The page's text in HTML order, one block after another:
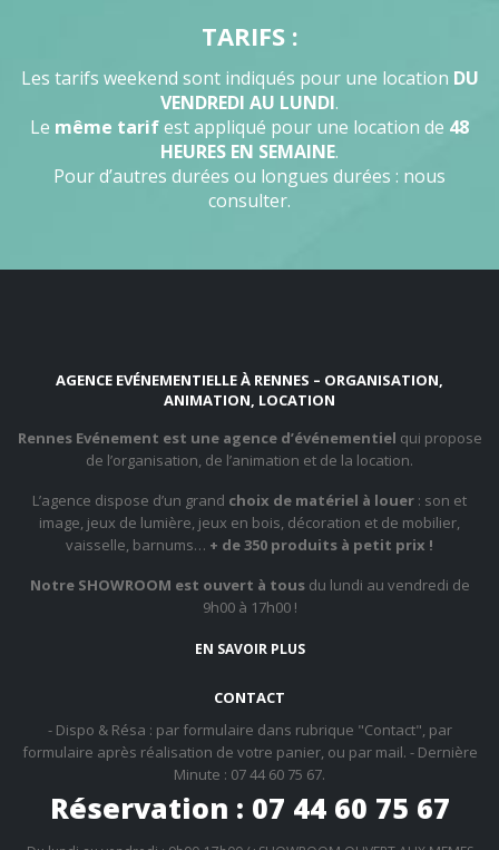
TARIFS :
Les tarifs weekend sont indiqués pour une location DU
VENDREDI AU LUNDI.
Le même tarifest appliqué pour une location de 48
HEURES EN SEMAINE.
Pour d’autres durées ou longues durées : nous
consulter.
AGENCE EVÉNEMENTIELLE À RENNES – ORGANISATION,
ANIMATION, LOCATION
Rennes Evénement est une agence d’événementiel qui propose
de l’organisation, de l’animation et de la location.
L’agence dispose d’un grand choix de matériel à louer : son et
image, jeux de lumière, jeux en bois, décoration et de mobilier,
vaisselle, barnums… + de 350 produits à petit prix !
Notre SHOWROOM est ouvert à tousdu lundi au vendredi de
9h00 à 17h00 !
EN SAVOIR PLUS
CONTACT
- Dispo & Résa : par formulaire dans rubrique "Contact", par
formulaire après réalisation de votre panier, ou par mail. - Dernière
Minute : 07 44 60 75 67.
Réservation : 07 44 60 75 67